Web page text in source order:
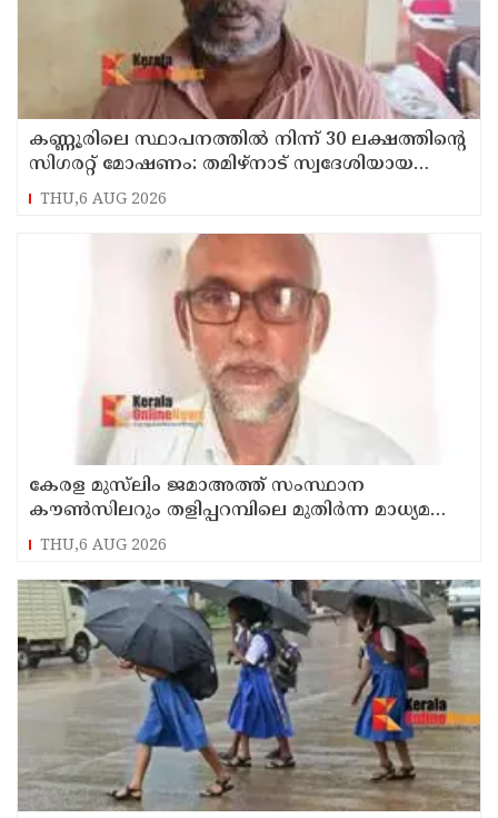
കണ്ണൂരിലെ സ്ഥാപനത്തിൽ നിന്ന് 30 ലക്ഷത്തിന്റെ
സിഗരറ്റ് മോഷണം: തമിഴ്‌നാട് സ്വദേശിയായ
സെയിൽസ്മാൻ തെങ്കാശിയിൽ പിടിയിൽ
THU,6 AUG 2026
കേരള മുസ്‌ലിം ജമാഅത്ത് സംസ്ഥാന
കൗൺസിലറും തളിപ്പറമ്പിലെ മുതിർന്ന മാധ്യമ
പ്രവർത്തകനുമായ ബി എ അലി മൊഗ്രാൽ
THU,6 AUG 2026